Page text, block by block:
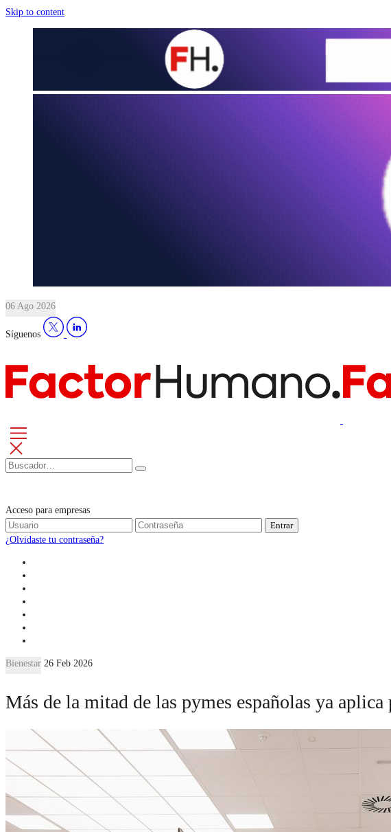
Skip to content
06 Ago 2026
Síguenos
Acceso para empresas
Entrar
¿Olvidaste tu contraseña?
Bienestar 26 Feb 2026
Más de la mitad de las pymes españolas ya